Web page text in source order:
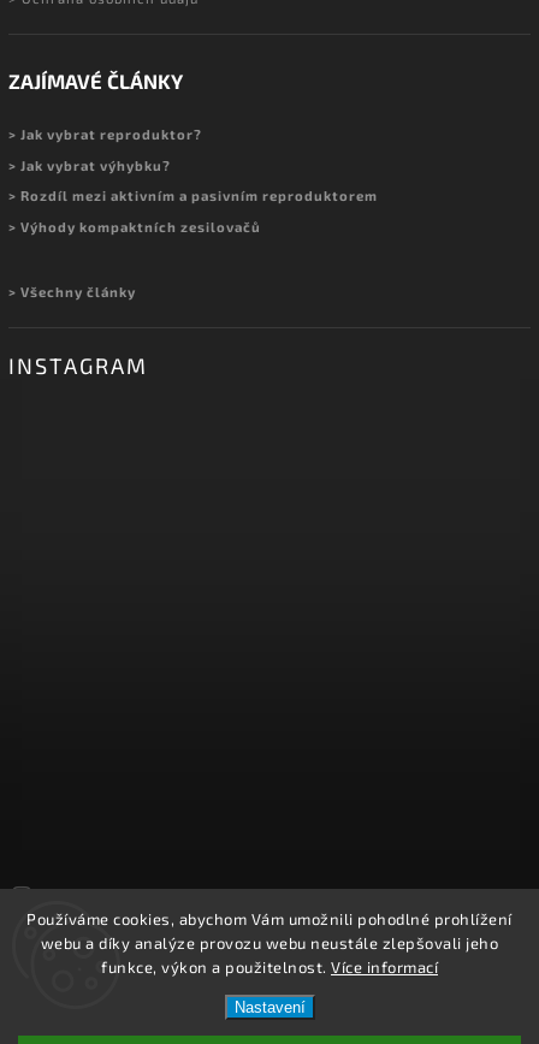
Používáme cookies, abychom Vám umožnili pohodlné prohlížení
webu a díky analýze provozu webu neustále zlepšovali jeho
funkce, výkon a použitelnost. Více informací
Nastavení
ZAJÍMAVÉ ČLÁNKY
> Jak vybrat reproduktor?
> Jak vybrat výhybku?
> Rozdíl mezi aktivním a pasivním reproduktorem
> Výhody kompaktních zesilovačů
> Všechny články
INSTAGRAM
Copyright 2026REPROOBCHOD.cz. Všechna práva vyhrazena.
Upravit nastavení cookies
Shoptet